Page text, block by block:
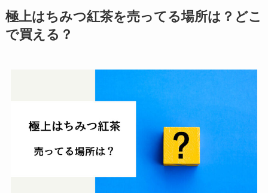
極上はちみつ紅茶を売ってる場所は？どこ
で買える？